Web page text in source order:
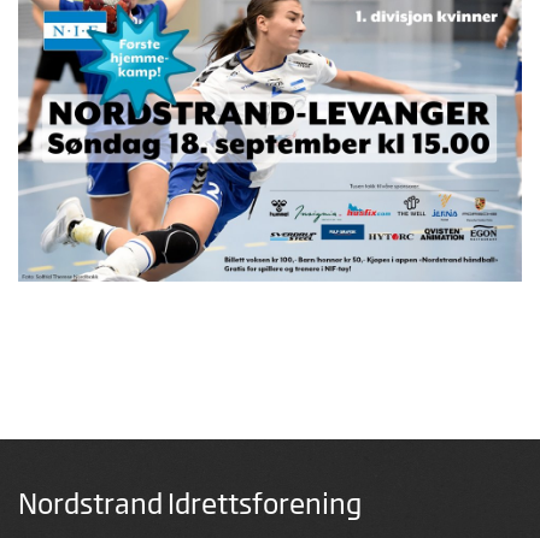
Nordstrand Idrettsforening